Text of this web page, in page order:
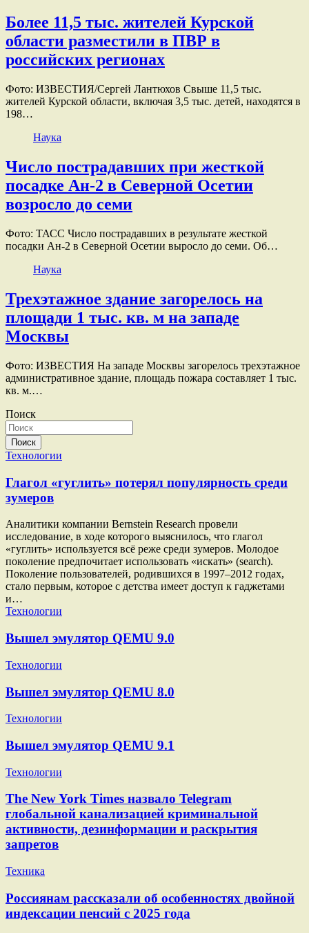
Более 11,5 тыс. жителей Курской
области разместили в ПВР в
российских регионах
Фото: ИЗВЕСТИЯ/Сергей Лантюхов Свыше 11,5 тыс.
жителей Курской области, включая 3,5 тыс. детей, находятся в
198…
Наука
Число пострадавших при жесткой
посадке Ан-2 в Северной Осетии
возросло до семи
Фото: ТАСС Число пострадавших в результате жесткой
посадки Ан-2 в Северной Осетии выросло до семи. Об…
Наука
Трехэтажное здание загорелось на
площади 1 тыс. кв. м на западе
Москвы
Фото: ИЗВЕСТИЯ На западе Москвы загорелось трехэтажное
административное здание, площадь пожара составляет 1 тыс.
кв. м.…
Поиск
Поиск
Технологии
Глагол «гуглить» потерял популярность среди
зумеров
Аналитики компании Bernstein Research провели
исследование, в ходе которого выяснилось, что глагол
«гуглить» используется всё реже среди зумеров. Молодое
поколение предпочитает использовать «искать» (search).
Поколение пользователей, родившихся в 1997–2012 годах,
стало первым, которое с детства имеет доступ к гаджетами
и…
Технологии
Вышел эмулятор QEMU 9.0
Технологии
Вышел эмулятор QEMU 8.0
Технологии
Вышел эмулятор QEMU 9.1
Технологии
The New York Times назвало Telegram
глобальной канализацией криминальной
активности, дезинформации и раскрытия
запретов
Техника
Россиянам рассказали об особенностях двойной
индексации пенсий с 2025 года